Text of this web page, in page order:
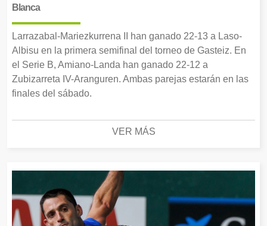
Blanca
Larrazabal-Mariezkurrena II han ganado 22-13 a Laso-
Albisu en la primera semifinal del torneo de Gasteiz. En
el Serie B, Amiano-Landa han ganado 22-12 a
Zubizarreta IV-Aranguren. Ambas parejas estarán en las
finales del sábado.
VER MÁS